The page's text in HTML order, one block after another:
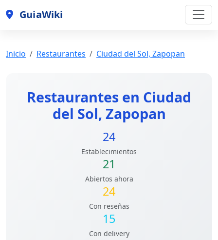
GuiaWiki
Inicio Restaurantes Ciudad del Sol, Zapopan
Restaurantes en Ciudad
del Sol, Zapopan
24
Establecimientos
21
Abiertos ahora
24
Con reseñas
15
Con delivery